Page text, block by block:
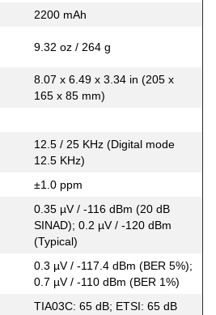
2200 mAh
9.32 oz / 264 g
8.07 x 6.49 x 3.34 in (205 x
165 x 85 mm)
12.5 / 25 KHz (Digital mode
12.5 KHz)
±1.0 ppm
0.35 µV / -116 dBm (20 dB
SINAD); 0.2 µV / -120 dBm
(Typical)
0.3 µV / -117.4 dBm (BER 5%);
0.7 µV / -110 dBm (BER 1%)
TIA03C: 65 dB; ETSI: 65 dB